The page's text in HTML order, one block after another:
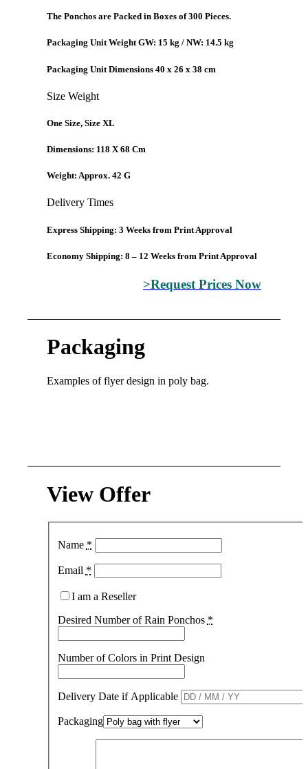
The Ponchos are Packed in Boxes of 300 Pieces.
Packaging Unit Weight GW: 15 kg / NW: 14.5 kg
Packaging Unit Dimensions 40 x 26 x 38 cm
Size Weight
One Size, Size XL
Dimensions: 118 X 68 Cm
Weight: Approx. 42 G
Delivery Times
Express Shipping: 3 Weeks from Print Approval
Economy Shipping: 8 – 12 Weeks from Print Approval
>Request Prices Now
Packaging
Examples of flyer design in poly bag.
View Offer
Name *
Email *
I am a Reseller
Desired Number of Rain Ponchos *
Number of Colors in Print Design
Delivery Date if Applicable
Packaging